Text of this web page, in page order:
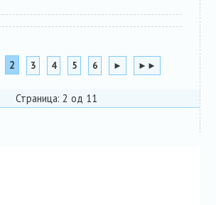
2 3 4 5 6 ► ►►
Страница: 2 од 11